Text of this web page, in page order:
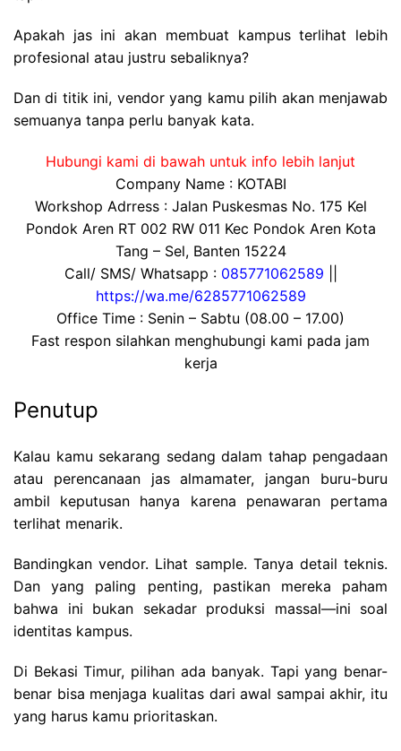
Apakah jas ini akan membuat kampus terlihat lebih
profesional atau justru sebaliknya?
Dan di titik ini, vendor yang kamu pilih akan menjawab
semuanya tanpa perlu banyak kata.
Hubungi kami di bawah untuk info lebih lanjut
Company Name : KOTABI
Workshop Adrress : Jalan Puskesmas No. 175 Kel
Pondok Aren RT 002 RW 011 Kec Pondok Aren Kota
Tang – Sel, Banten 15224
Call/ SMS/ Whatsapp : 085771062589
https://wa.me/6285771062589
Office Time : Senin – Sabtu (08.00 – 17.00)
Fast respon silahkan menghubungi kami pada jam
kerja
Penutup
Kalau kamu sekarang sedang dalam tahap pengadaan
atau perencanaan jas almamater, jangan buru-buru
ambil keputusan hanya karena penawaran pertama
terlihat menarik.
Bandingkan vendor. Lihat sample. Tanya detail teknis.
Dan yang paling penting, pastikan mereka paham
bahwa ini bukan sekadar produksi massal—ini soal
identitas kampus.
Di Bekasi Timur, pilihan ada banyak. Tapi yang benar-
benar bisa menjaga kualitas dari awal sampai akhir, itu
yang harus kamu prioritaskan.